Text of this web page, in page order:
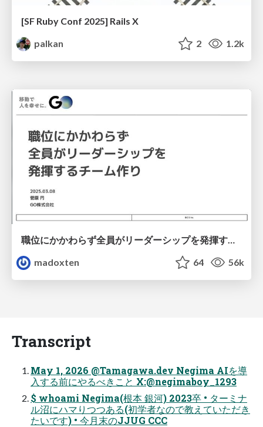
[SF Ruby Conf 2025] Rails X
palkan
2 1.2k
職位にかかわらず全員がリーダーシップを発揮するチーム作り / Building a team where everyone can demonstrate leadership regardless of position
madoxten
64 56k
Transcript
May 1, 2026 @Tamagawa.dev Negima AIを導
⼊する前にやるべきこと X:@negimaboy_1293
$ whoami Negima(根本 銀河) 2023卒 • ターミナ
ル沼にハマりつつある(初学者なので教えていただき
たいです) • 今⽉末のJJUG CCC